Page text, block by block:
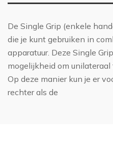
De Single Grip (enkele
die je kunt gebruiken in
apparatuur. Deze Single
mogelijkheid om unilateraal
Op deze manier kun je er
rechter als de